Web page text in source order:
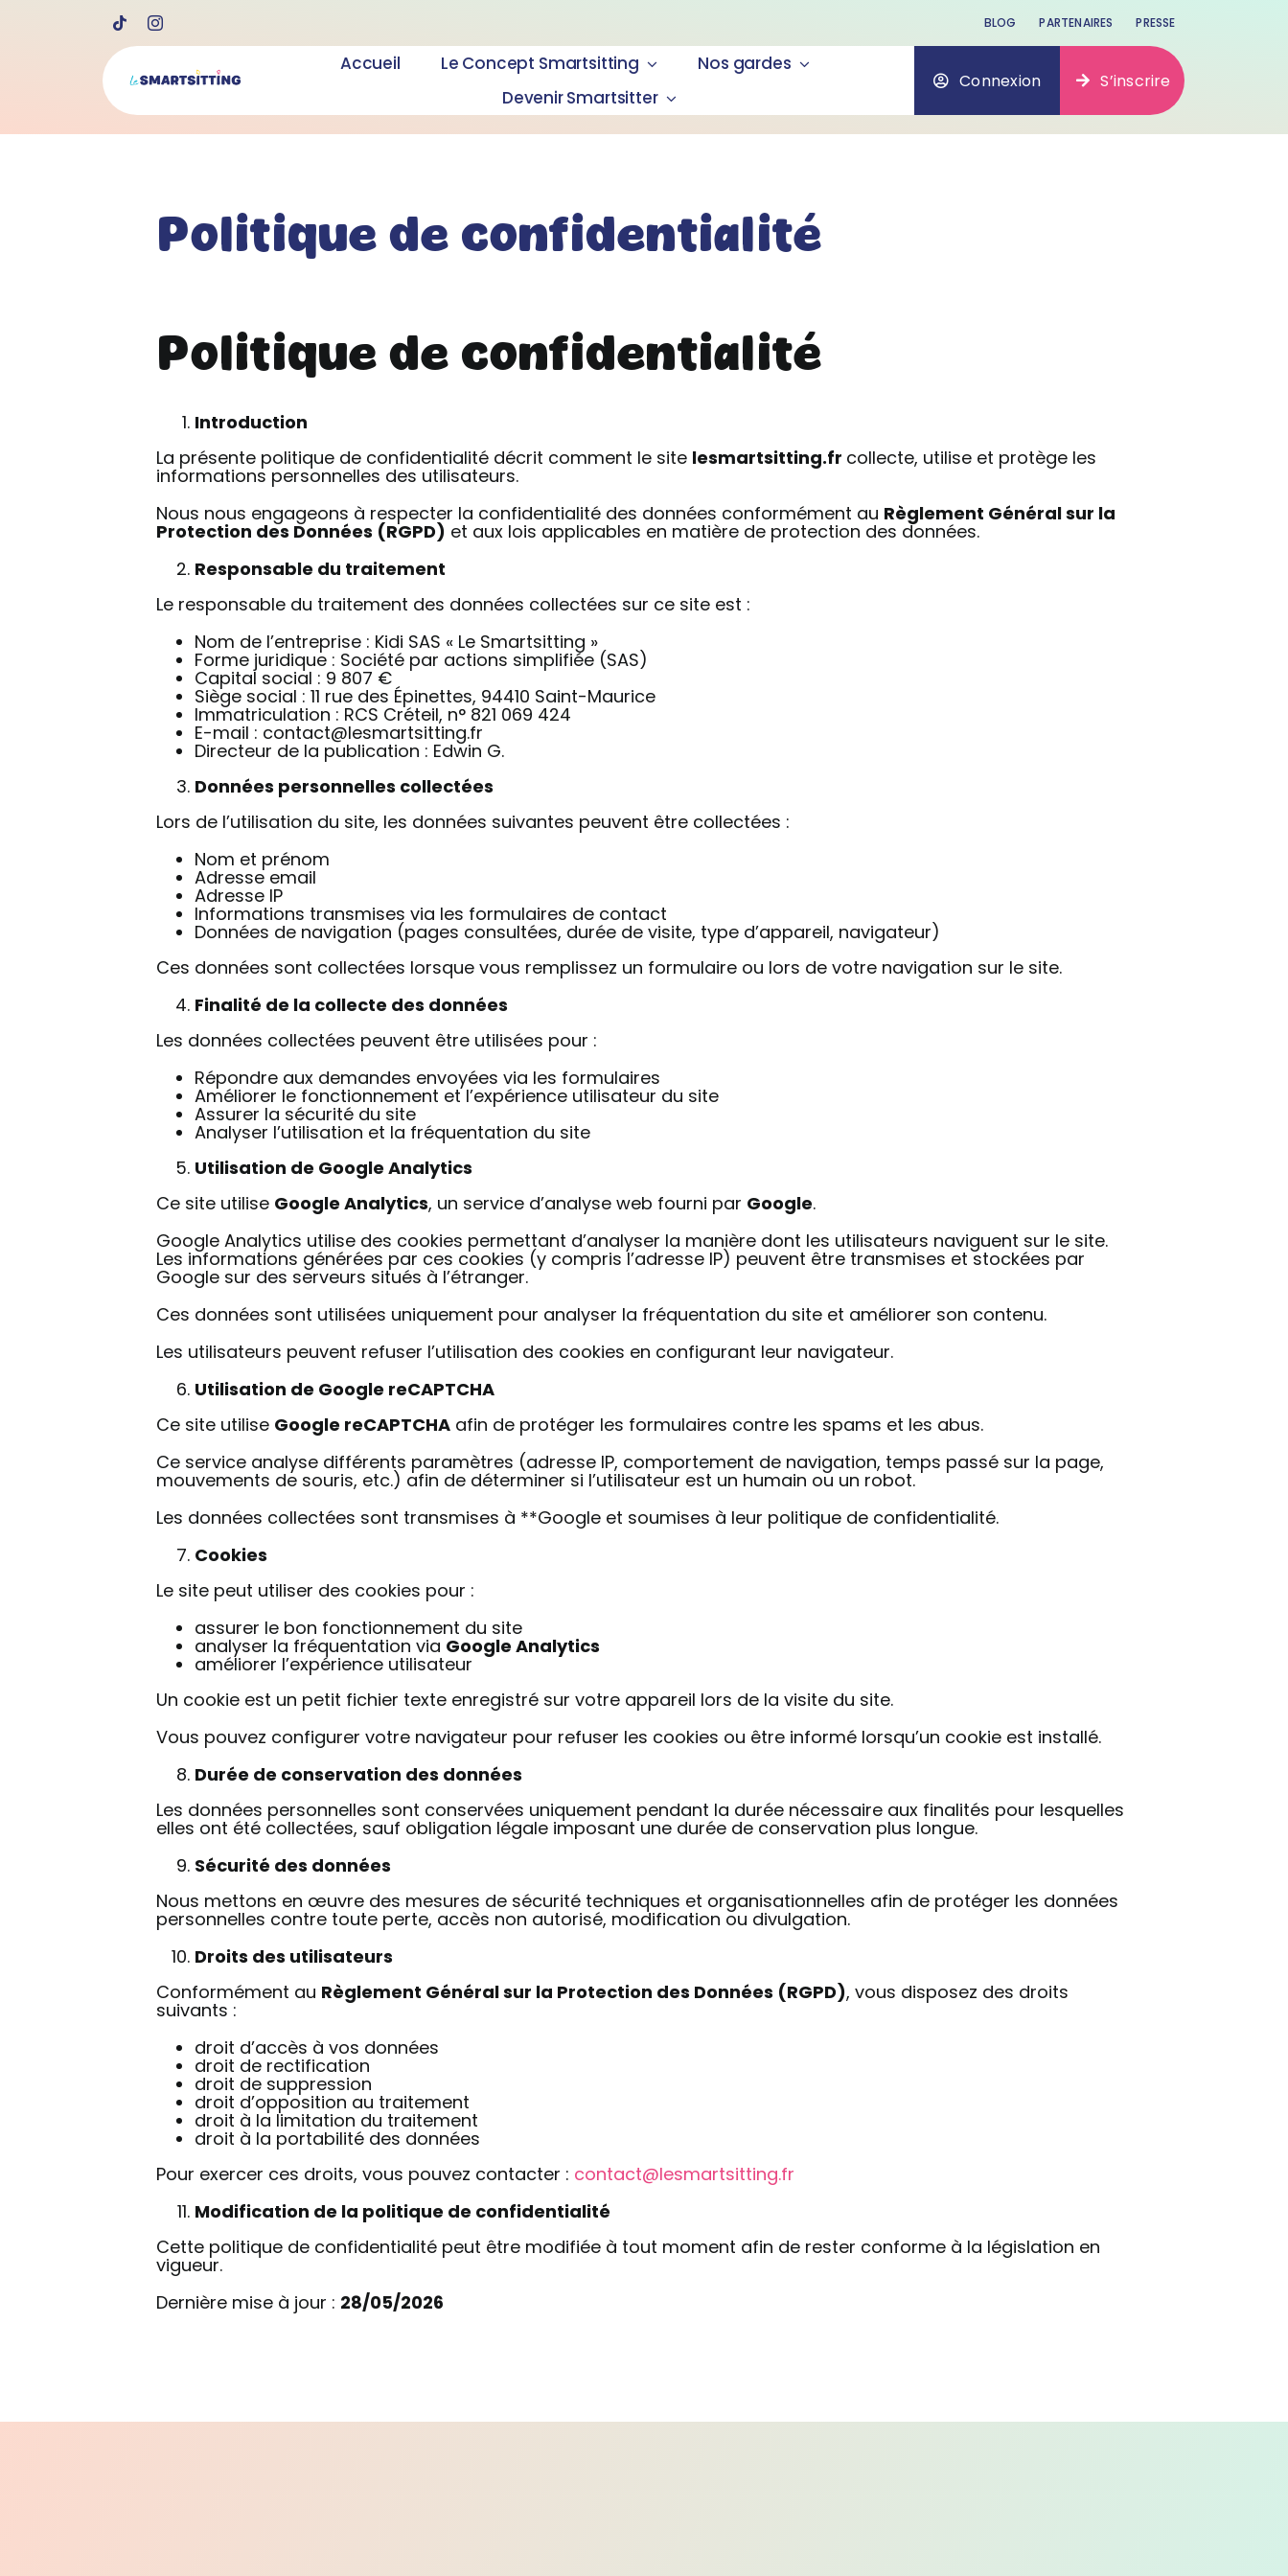
BLOG PARTENAIRES PRESSE
Accueil Le Concept Smartsitting
Nos gardes
Devenir Smartsitter
Connexion S’inscrire
Politique de confidentialité
Politique de confidentialité
Introduction
La présente politique de confidentialité décrit comment le site lesmartsitting.fr collecte, utilise et protège les
informations personnelles des utilisateurs.
Nous nous engageons à respecter la confidentialité des données conformément au Règlement Général sur la
Protection des Données (RGPD) et aux lois applicables en matière de protection des données.
Responsable du traitement
Le responsable du traitement des données collectées sur ce site est :
Nom de l’entreprise : Kidi SAS « Le Smartsitting »
Forme juridique : Société par actions simplifiée (SAS)
Capital social : 9 807 €
Siège social : 11 rue des Épinettes, 94410 Saint-Maurice
Immatriculation : RCS Créteil, n° 821 069 424
E-mail : contact@lesmartsitting.fr
Directeur de la publication : Edwin G.
Données personnelles collectées
Lors de l’utilisation du site, les données suivantes peuvent être collectées :
Nom et prénom
Adresse email
Adresse IP
Informations transmises via les formulaires de contact
Données de navigation (pages consultées, durée de visite, type d’appareil, navigateur)
Ces données sont collectées lorsque vous remplissez un formulaire ou lors de votre navigation sur le site.
Finalité de la collecte des données
Les données collectées peuvent être utilisées pour :
Répondre aux demandes envoyées via les formulaires
Améliorer le fonctionnement et l’expérience utilisateur du site
Assurer la sécurité du site
Analyser l’utilisation et la fréquentation du site
Utilisation de Google Analytics
Ce site utilise Google Analytics, un service d’analyse web fourni par Google.
Google Analytics utilise des cookies permettant d’analyser la manière dont les utilisateurs naviguent sur le site.
Les informations générées par ces cookies (y compris l’adresse IP) peuvent être transmises et stockées par
Google sur des serveurs situés à l’étranger.
Ces données sont utilisées uniquement pour analyser la fréquentation du site et améliorer son contenu.
Les utilisateurs peuvent refuser l’utilisation des cookies en configurant leur navigateur.
Utilisation de Google reCAPTCHA
Ce site utilise Google reCAPTCHA afin de protéger les formulaires contre les spams et les abus.
Ce service analyse différents paramètres (adresse IP, comportement de navigation, temps passé sur la page,
mouvements de souris, etc.) afin de déterminer si l’utilisateur est un humain ou un robot.
Les données collectées sont transmises à **Google et soumises à leur politique de confidentialité.
Cookies
Le site peut utiliser des cookies pour :
assurer le bon fonctionnement du site
analyser la fréquentation via Google Analytics
améliorer l’expérience utilisateur
Un cookie est un petit fichier texte enregistré sur votre appareil lors de la visite du site.
Vous pouvez configurer votre navigateur pour refuser les cookies ou être informé lorsqu’un cookie est installé.
Durée de conservation des données
Les données personnelles sont conservées uniquement pendant la durée nécessaire aux finalités pour lesquelles
elles ont été collectées, sauf obligation légale imposant une durée de conservation plus longue.
Sécurité des données
Nous mettons en œuvre des mesures de sécurité techniques et organisationnelles afin de protéger les données
personnelles contre toute perte, accès non autorisé, modification ou divulgation.
Droits des utilisateurs
Conformément au Règlement Général sur la Protection des Données (RGPD), vous disposez des droits
suivants :
droit d’accès à vos données
droit de rectification
droit de suppression
droit d’opposition au traitement
droit à la limitation du traitement
droit à la portabilité des données
Pour exercer ces droits, vous pouvez contacter : contact@lesmartsitting.fr
Modification de la politique de confidentialité
Cette politique de confidentialité peut être modifiée à tout moment afin de rester conforme à la législation en
vigueur.
Dernière mise à jour : 28/05/2026